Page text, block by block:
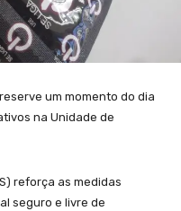
um momento do dia
na Unidade de
reforça as medidas
seguro e livre de